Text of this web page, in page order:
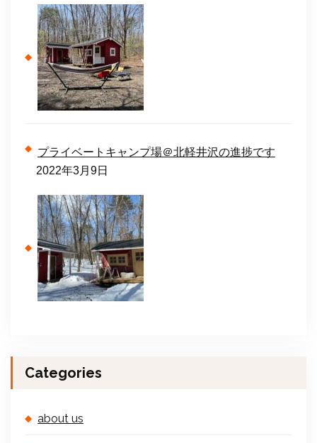
プライベートキャンプ場＠北軽井沢の進捗です
2022年3月9日
Categories
about us